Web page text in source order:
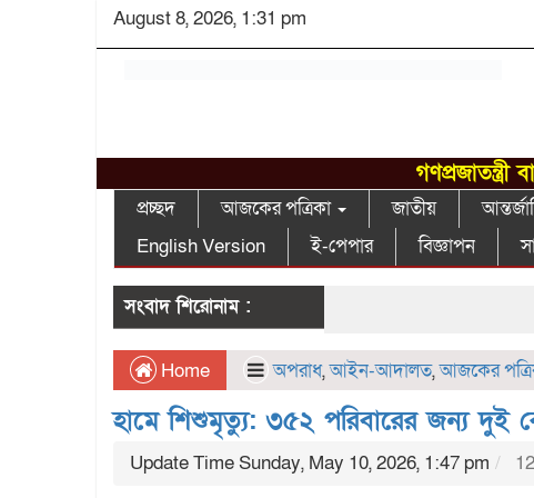
August 8, 2026, 1:31 pm
প্রচ্ছদ আজকের পত্রিকা জাতীয়
English Version
ই-পেপার বিজ্ঞাপন
সংবাদ শিরোনাম :
Home অপরাধ,আইন-আদালত,আজকের
হামে শিশুমৃত্যু: ৩৫২ পরিবারের জন্য দুই
Update Time Sunday, May 10, 2026, 1:47 pm